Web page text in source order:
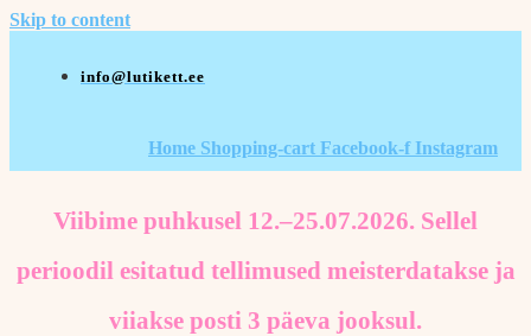
Skip to content
info@lutikett.ee
Home Shopping-cart Facebook-f Instagram
Viibime puhkusel 12.–25.07.2026. Sellel
perioodil esitatud tellimused meisterdatakse ja
viiakse posti 3 päeva jooksul.